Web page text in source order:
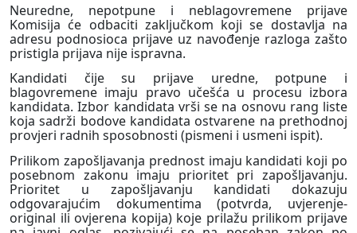
Neuredne, nepotpune i neblagovremene prijave
Komisija će odbaciti zaključkom koji se dostavlja na
adresu podnosioca prijave uz navođenje razloga zašto
pristigla prijava nije ispravna.
Kandidati čije su prijave uredne, potpune i
blagovremene imaju pravo učešća u procesu izbora
kandidata. Izbor kandidata vrši se na osnovu rang liste
koja sadrži bodove kandidata ostvarene na prethodnoj
provjeri radnih sposobnosti (pismeni i usmeni ispit).
Prilikom zapošljavanja prednost imaju kandidati koji po
posebnom zakonu imaju prioritet pri zapošljavanju.
Prioritet u zapošljavanju kandidati dokazuju
odgovarajućim dokumentima (potvrda, uvjerenje-
original ili ovjerena kopija) koje prilažu prilikom prijave